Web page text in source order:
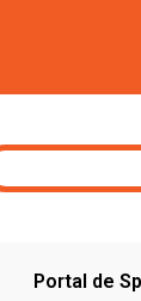
Portal de